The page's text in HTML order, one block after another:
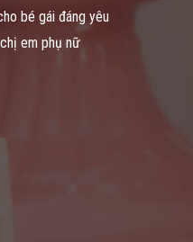
bé gái đáng yêu
em phụ nữ